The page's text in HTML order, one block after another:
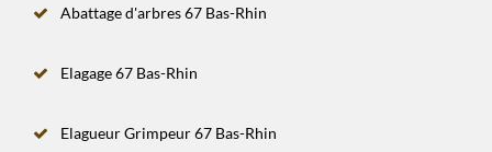
Abattage d'arbres 67 Bas-Rhin
Elagage 67 Bas-Rhin
Elagueur Grimpeur 67 Bas-Rhin